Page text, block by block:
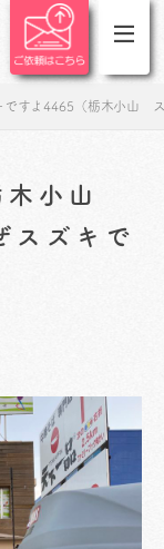
ですよ4465（栃木小山
木小山
スズキで